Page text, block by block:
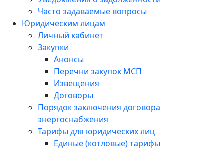
Часто задаваемые вопросы
Юридическим лицам
Личный кабинет
Закупки
Анонсы
Перечни закупок МСП
Извещения
Договоры
Порядок заключения договора
энергоснабжения
Тарифы для юридических лиц
Единые (котловые) тарифы